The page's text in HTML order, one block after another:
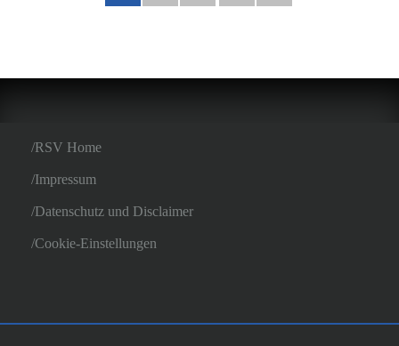
RSV Home
Impressum
Datenschutz und Disclaimer
Cookie-Einstellungen